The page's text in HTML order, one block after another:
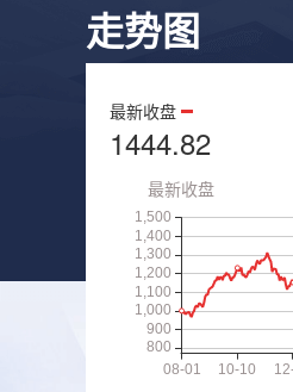
走势图
最新收盘
1444.82